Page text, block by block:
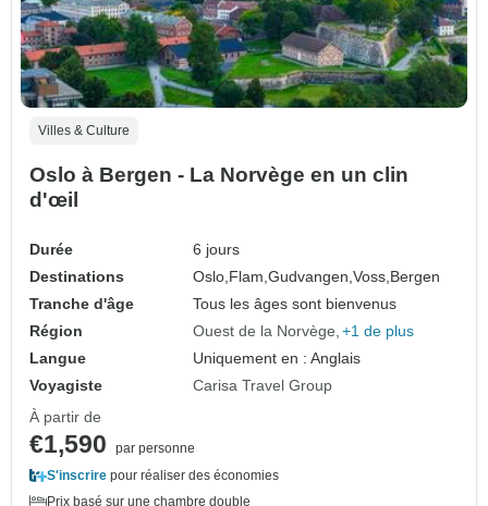
Villes & Culture
Oslo à Bergen - La Norvège en un clin
d'œil
Durée
6 jours
Destinations
Oslo, Flam,Gudvangen,Voss, Bergen
Tranche d'âge
Tous les âges sont bienvenus
Région
Ouest de la Norvège +1 de plus
Langue
Uniquement en : Anglais
Voyagiste
Carisa Travel Group
À partir de
€1,590
par personne
S'inscrire pour réaliser des économies
Prix basé sur une chambre double